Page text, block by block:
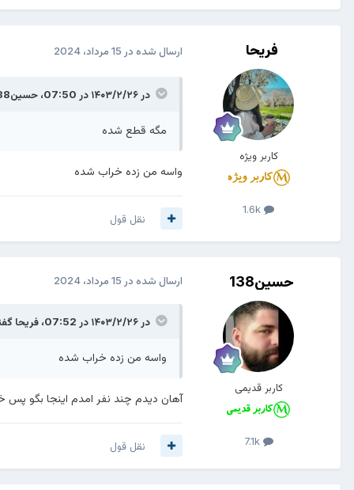
فریحا
کاربر ویژه
ارسال شده در 15 مرداد، 2024
در ۱۴۰۳/۲/۲۶ در 07:50، حسین138
مگه قطع شده
واسه من زده خراب شده
نقل قول
حسین138
کاربر قدیمی
7.1k
ارسال شده در 15 مرداد، 2024
در ۱۴۰۳/۲/۲۶ در 07:52، فریحا
واسه من زده خراب شده
آهان دیدم چند نفر امدم اینجا بگو پس
نقل قول